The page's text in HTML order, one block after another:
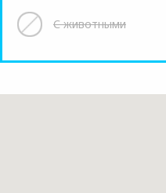
С животными